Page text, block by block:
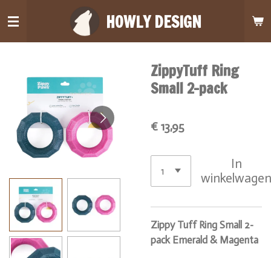
direct
naar
HOWLY DESIGN
ZippyTuff Ring
Small 2-pack
€ 13,95
In
Zippy Tuff Ring Small 2-
pack Emerald & Magenta